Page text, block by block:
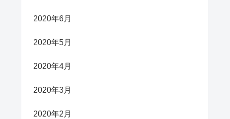
2020年6月
2020年5月
2020年4月
2020年3月
2020年2月